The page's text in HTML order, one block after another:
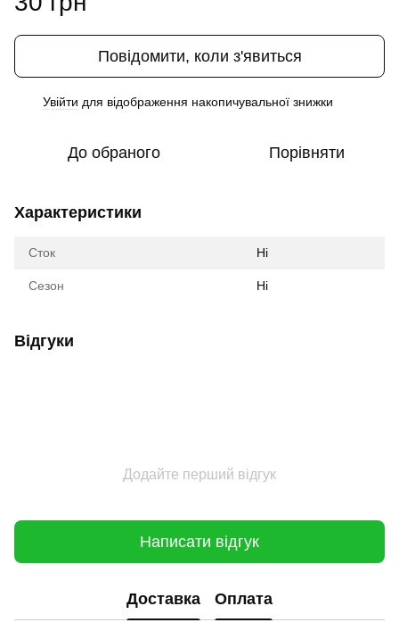
Повідомити, коли з'явиться
Увійти для відображення накопичувальної знижки
До обраного Порівняти
Характеристики
Сток Ні
Сезон Ні
Відгуки
Додайте перший відгук
Написати відгук
Доставка Оплата